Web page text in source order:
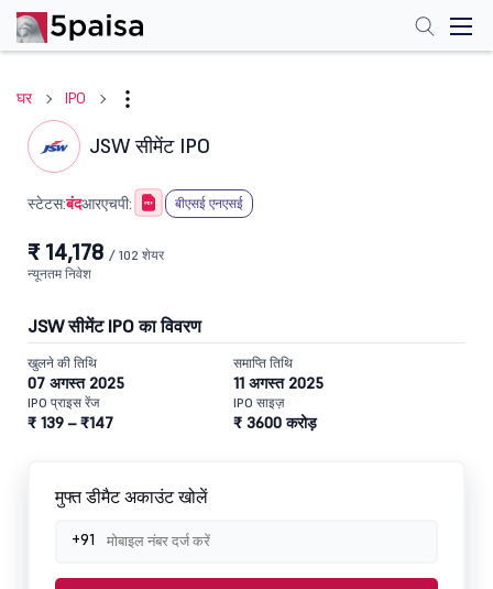
घर IPO
JSW सीमेंट IPO
स्टेटस:बंदआरएचपी: बीएसई एनएसई
₹ 14,178 / 102 शेयर
न्यूनतम निवेश
JSW सीमेंट IPO का विवरण
खुलने की तिथि
07 अगस्त 2025
समाप्ति तिथि
11 अगस्त 2025
IPO प्राइस रेंज
₹ 139 – ₹147
IPO साइज़
₹ 3600 करोड़
मुफ्त डीमैट अकाउंट खोलें
+91